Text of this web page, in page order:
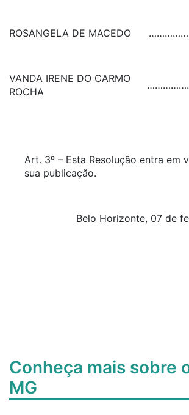
ROSANGELA DE MACEDO
VANDA IRENE DO CARMO
ROCHA
Art. 3º – Esta Resolução entra em
sua publicação.
Belo Horizonte, 07 de
Conheça mais sobre
MG